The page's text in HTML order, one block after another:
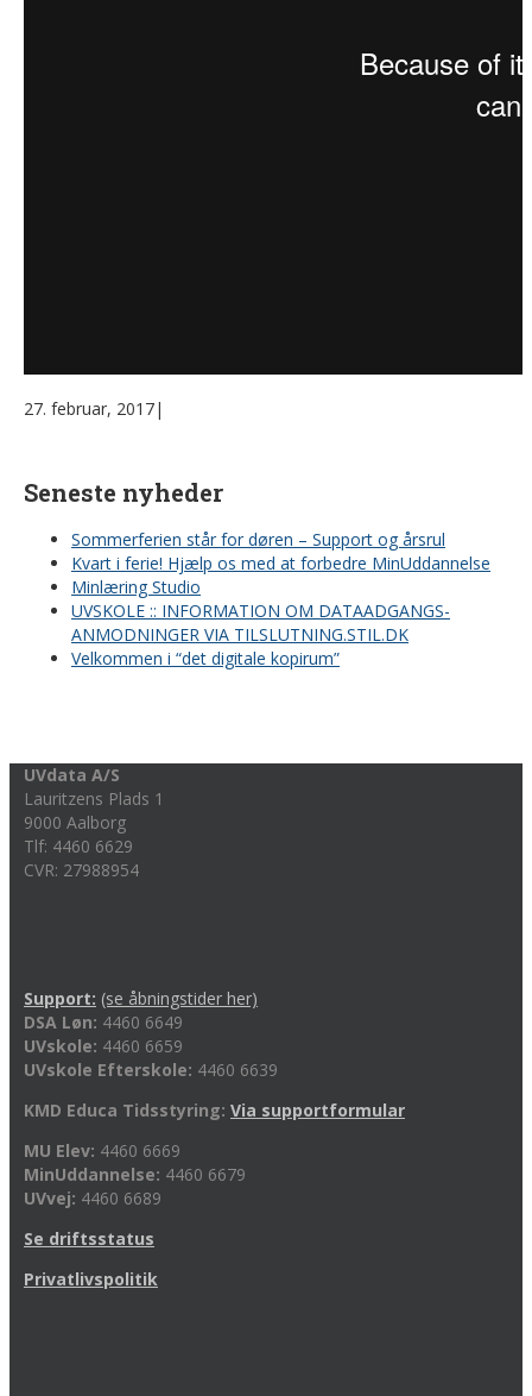
27. februar, 2017|
Seneste nyheder
Sommerferien står for døren – Support og årsrul
Kvart i ferie! Hjælp os med at forbedre MinUddannelse
Minlæring Studio
UVSKOLE :: INFORMATION OM DATAADGANGS-
ANMODNINGER VIA TILSLUTNING.STIL.DK
Velkommen i “det digitale kopirum”
UVdata A/S
Lauritzens Plads 1
9000 Aalborg
Tlf: 4460 6629
CVR: 27988954
Support: (se åbningstider her)
DSA Løn: 4460 6649
UVskole: 4460 6659
UVskole Efterskole: 4460 6639
KMD Educa Tidsstyring: Via supportformular
MU Elev: 4460 6669
MinUddannelse: 4460 6679
UVvej: 4460 6689
Se driftsstatus
Privatlivspolitik